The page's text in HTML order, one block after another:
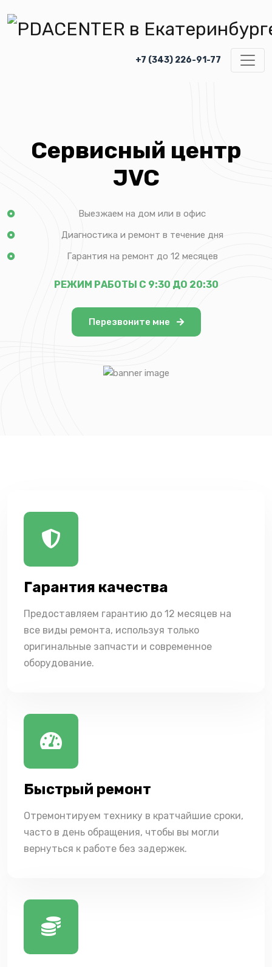
+7 (343) 226-91-77
Сервисный центр
JVC
Выезжаем на дом или в офис
Диагностика и ремонт в течение дня
Гарантия на ремонт до 12 месяцев
РЕЖИМ РАБОТЫ С 9:30 ДО 20:30
Перезвоните мне
Гарантия качества
Предоставляем гарантию до 12 месяцев на
все виды ремонта, используя только
оригинальные запчасти и современное
оборудование.
Быстрый ремонт
Отремонтируем технику в кратчайшие сроки,
часто в день обращения, чтобы вы могли
вернуться к работе без задержек.